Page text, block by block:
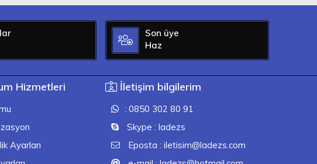
Son üye
Haz
Hizmetleri
Ayarları
İletişim bilgilerim
: 0850 302 80 91
Skype : ladezs
Eposta : iletisim@ladezs.com